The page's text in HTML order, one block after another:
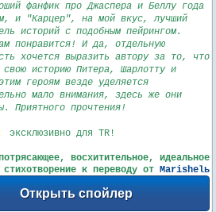
фанфик про Джаспера и Беллу года
и "Карцер", на мой вкус, лучший
историй с подобным пейрингом.
понравится! И да, отдельную
хочется выразить автору за то, что
свою историю Питера, Шарлотту и
героям везде уделяется
мало внимания, здесь же они
Приятного прочтения!
эксклюзивно для TR!
восхитительное, идеальное
стихотворение к переводу от Marishelь